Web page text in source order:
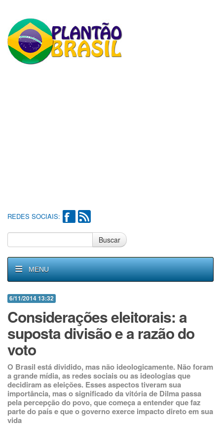
REDES SOCIAIS:
Buscar
MENU
6/11/2014 13:32
Considerações eleitorais: a
suposta divisão e a razão do
voto
O Brasil está dividido, mas não ideologicamente. Não foram
a grande mídia, as redes sociais ou as ideologias que
decidiram as eleições. Esses aspectos tiveram sua
importância, mas o significado da vitória de Dilma passa
pela percepção do povo, que começa a entender que faz
parte do país e que o governo exerce impacto direto em sua
vida